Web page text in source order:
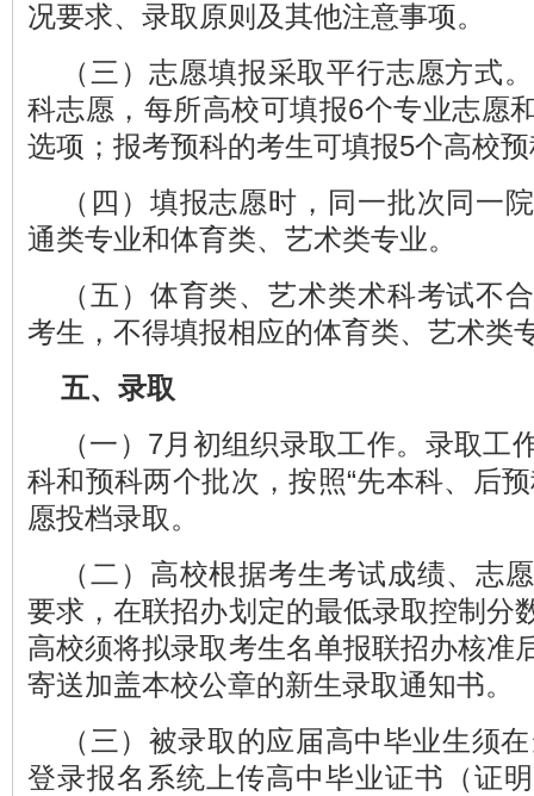
况要求、录取原则及其他注意事项。
（三）志愿填报采取平行志愿方式
科志愿，每所高校可填报6个专业志愿
选项；报考预科的考生可填报5个高校
（四）填报志愿时，同一批次同一
通类专业和体育类、艺术类专业。
（五）体育类、艺术类术科考试不
考生，不得填报相应的体育类、艺术类
五、录取
（一）7月初组织录取工作。录取工
科和预科两个批次，按照“先本科、后
愿投档录取。
（二）高校根据考生考试成绩、志
要求，在联招办划定的最低录取控制分
高校须将拟录取考生名单报联招办核准
寄送加盖本校公章的新生录取通知书。
（三）被录取的应届高中毕业生须
登录报名系统上传高中毕业证书（证